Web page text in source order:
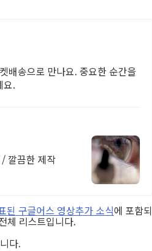
배송으로 만나요. 중요한 순간을
요.
깔끔한 제작
된 구글어스 영상추가 소식에 포함되
체 리스트입니다.
다.